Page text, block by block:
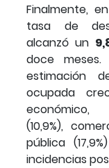
Finalmente,
tasa de
alcanzó un
doce
estimación
ocupada
económico,
(10,9%),
pública
incidencias